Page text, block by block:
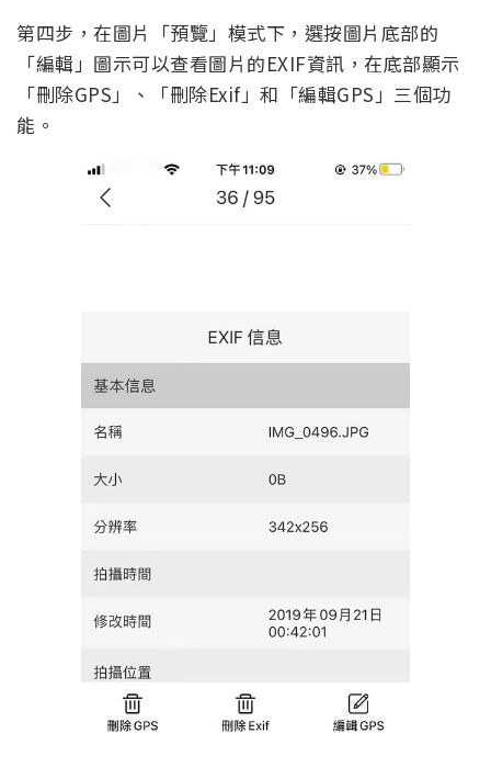
第四步，在圖片「預覽」模式下，選按圖片底部的
「編輯」圖示可以查看圖片的EXIF資訊，在底部顯示
「刪除GPS」、「刪除Exif」和「編輯GPS」三個功
能。